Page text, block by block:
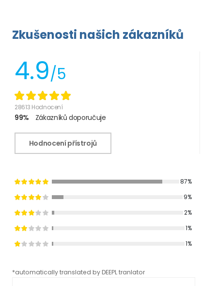
Zkušenosti našich zákazníků
4.9/5
28613 Hodnocení
99% Zákazníků doporučuje
Hodnocení přístrojů
87%
9%
2%
1%
1%
*automatically translated by DEEPL tranlator